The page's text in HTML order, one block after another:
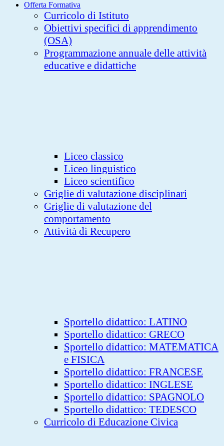
Offerta Formativa
Curricolo di Istituto
Obiettivi specifici di apprendimento
(OSA)
Programmazione annuale delle attività
educative e didattiche
Liceo classico
Liceo linguistico
Liceo scientifico
Griglie di valutazione disciplinari
Griglie di valutazione del
comportamento
Attività di Recupero
Sportello didattico: LATINO
Sportello didattico: GRECO
Sportello didattico: MATEMATICA
e FISICA
Sportello didattico: FRANCESE
Sportello didattico: INGLESE
Sportello didattico: SPAGNOLO
Sportello didattico: TEDESCO
Curricolo di Educazione Civica